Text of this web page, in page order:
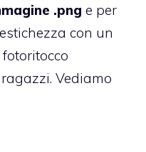
.png e per
con un
Vediamo